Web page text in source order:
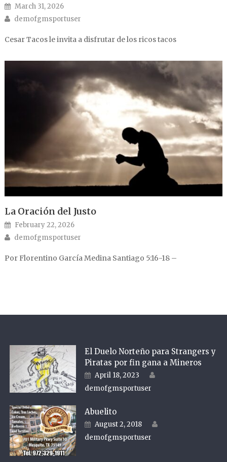
Posted on
March 31, 2026
Author
demofgmsportuser
Cesar Tacos le invita a disfrutar de los ricos tacos
La Oración del Justo
Posted on
February 22, 2026
Author
demofgmsportuser
Por Florentino García Medina Santiago 5:16-18 –
El Duelo Norteño para Strangers y
Piratas por fin gana a Mineros
Posted on
April 18, 2023
demofgmsportuser
Abuelito
Posted on
August 2, 2018
demofgmsportuser